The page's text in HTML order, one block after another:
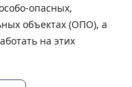
опасных,
объектах (ОПО), а
на этих